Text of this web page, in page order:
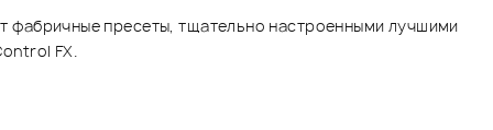
фабричные пресеты, тщательно настроенными лучшими
FX.